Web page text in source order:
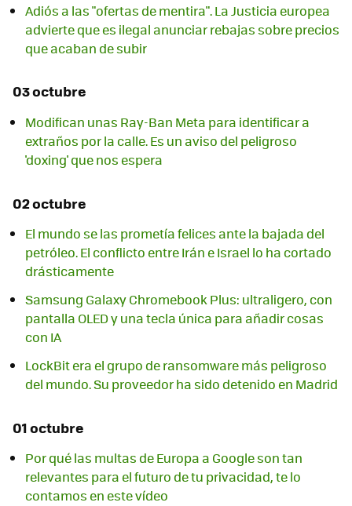
Adiós a las "ofertas de mentira". La Justicia europea
advierte que es ilegal anunciar rebajas sobre precios
que acaban de subir
03 octubre
Modifican unas Ray-Ban Meta para identificar a
extraños por la calle. Es un aviso del peligroso
'doxing' que nos espera
02 octubre
El mundo se las prometía felices ante la bajada del
petróleo. El conflicto entre Irán e Israel lo ha cortado
drásticamente
Samsung Galaxy Chromebook Plus: ultraligero, con
pantalla OLED y una tecla única para añadir cosas
con IA
LockBit era el grupo de ransomware más peligroso
del mundo. Su proveedor ha sido detenido en Madrid
01 octubre
Por qué las multas de Europa a Google son tan
relevantes para el futuro de tu privacidad, te lo
contamos en este vídeo